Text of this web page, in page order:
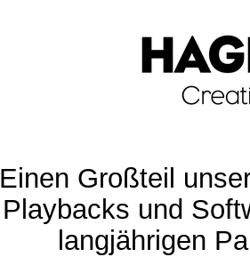
Einen Großteil
Playbacks und
langjährigen